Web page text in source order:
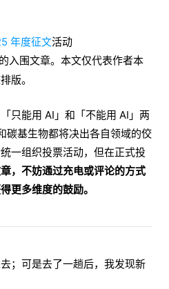
年度征文活动
入围文章。本文仅代表作者本
版。
只能用 AI」和「不能用 AI」两
碳基生物都将决出各自领域的佼
一组织投票活动，但在正式投
，不妨通过充电或评论的方式
更多维度的鼓励。
；可是去了一趟后，我发现新